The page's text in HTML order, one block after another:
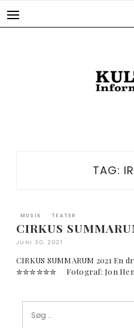
TAG:
MUSIK TEATER
CIRKUS
JUNI 30, 2021
CIRKUS SUMMARUM 2021 En
✮✮✮✮✮✮ Fotograf: Jon